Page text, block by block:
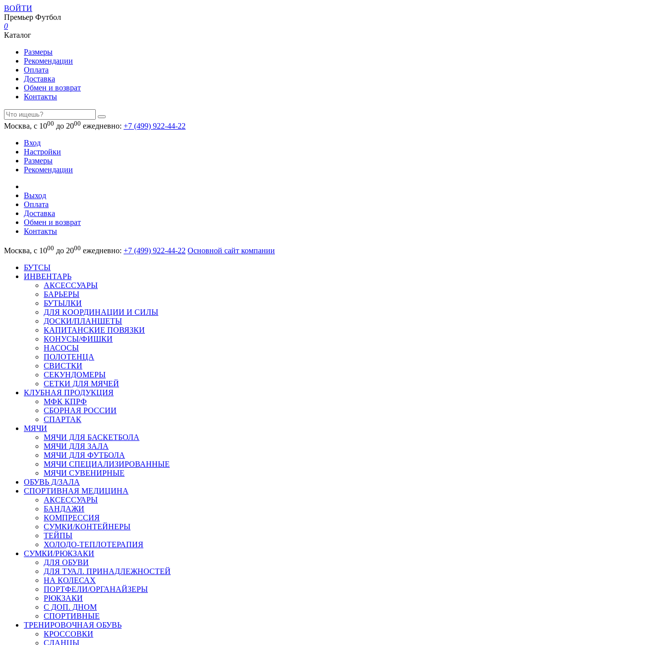
ВОЙТИ
Премьер Футбол
0
Каталог
Размеры
Рекомендации
Оплата
Доставка
Обмен и возврат
Контакты
Москва, с 1000 до 2000 ежедневно: +7 (499) 922-44-22
Вход
Настройки
Размеры
Рекомендации
Выход
Оплата
Доставка
Обмен и возврат
Контакты
Москва, с 1000 до 2000 ежедневно: +7 (499) 922-44-22 Основной сайт компании
БУТСЫ
ИНВЕНТАРЬ
АКСЕССУАРЫ
БАРЬЕРЫ
БУТЫЛКИ
ДЛЯ КООРДИНАЦИИ И СИЛЫ
ДОСКИ/ПЛАНШЕТЫ
КАПИТАНСКИЕ ПОВЯЗКИ
КОНУСЫ/ФИШКИ
НАСОСЫ
ПОЛОТЕНЦА
СВИСТКИ
СЕКУНДОМЕРЫ
СЕТКИ ДЛЯ МЯЧЕЙ
КЛУБНАЯ ПРОДУКЦИЯ
МФК КПРФ
СБОРНАЯ РОССИИ
СПАРТАК
МЯЧИ
МЯЧИ ДЛЯ БАСКЕТБОЛА
МЯЧИ ДЛЯ ЗАЛА
МЯЧИ ДЛЯ ФУТБОЛА
МЯЧИ СПЕЦИАЛИЗИРОВАННЫЕ
МЯЧИ СУВЕНИРНЫЕ
ОБУВЬ Д/ЗАЛА
СПОРТИВНАЯ МЕДИЦИНА
АКСЕССУАРЫ
БАНДАЖИ
КОМПРЕССИЯ
СУМКИ/КОНТЕЙНЕРЫ
ТЕЙПЫ
ХОЛОДО-ТЕПЛОТЕРАПИЯ
СУМКИ/РЮКЗАКИ
ДЛЯ ОБУВИ
ДЛЯ ТУАЛ. ПРИНАДЛЕЖНОСТЕЙ
НА КОЛЕСАХ
ПОРТФЕЛИ/ОРГАНАЙЗЕРЫ
РЮКЗАКИ
С ДОП. ДНОМ
СПОРТИВНЫЕ
ТРЕНИРОВОЧНАЯ ОБУВЬ
КРОССОВКИ
СЛАНЦЫ